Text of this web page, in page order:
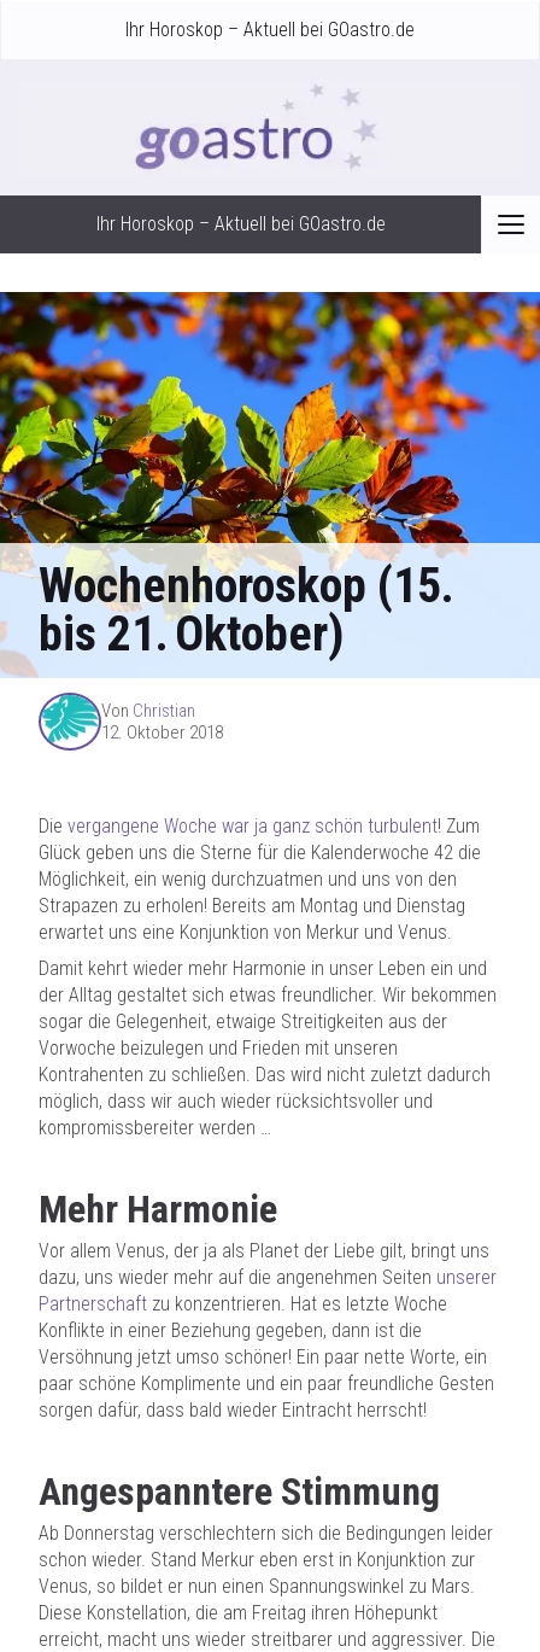
Ihr Horoskop – Aktuell bei GOastro.de
Ihr Horoskop – Aktuell bei GOastro.de
Wochenhoroskop (15.
bis 21. Oktober)
Von Christian
12. Oktober 2018
Die vergangene Woche war ja ganz schön turbulent! Zum
Glück geben uns die Sterne für die Kalenderwoche 42 die
Möglichkeit, ein wenig durchzuatmen und uns von den
Strapazen zu erholen! Bereits am Montag und Dienstag
erwartet uns eine Konjunktion von Merkur und Venus.
Damit kehrt wieder mehr Harmonie in unser Leben ein und
der Alltag gestaltet sich etwas freundlicher. Wir bekommen
sogar die Gelegenheit, etwaige Streitigkeiten aus der
Vorwoche beizulegen und Frieden mit unseren
Kontrahenten zu schließen. Das wird nicht zuletzt dadurch
möglich, dass wir auch wieder rücksichtsvoller und
kompromissbereiter werden …
Mehr Harmonie
Vor allem Venus, der ja als Planet der Liebe gilt, bringt uns
dazu, uns wieder mehr auf die angenehmen Seiten unserer
Partnerschaft zu konzentrieren. Hat es letzte Woche
Konflikte in einer Beziehung gegeben, dann ist die
Versöhnung jetzt umso schöner! Ein paar nette Worte, ein
paar schöne Komplimente und ein paar freundliche Gesten
sorgen dafür, dass bald wieder Eintracht herrscht!
Angespanntere Stimmung
Ab Donnerstag verschlechtern sich die Bedingungen leider
schon wieder. Stand Merkur eben erst in Konjunktion zur
Venus, so bildet er nun einen Spannungswinkel zu Mars.
Diese Konstellation, die am Freitag ihren Höhepunkt
erreicht, macht uns wieder streitbarer und aggressiver. Die